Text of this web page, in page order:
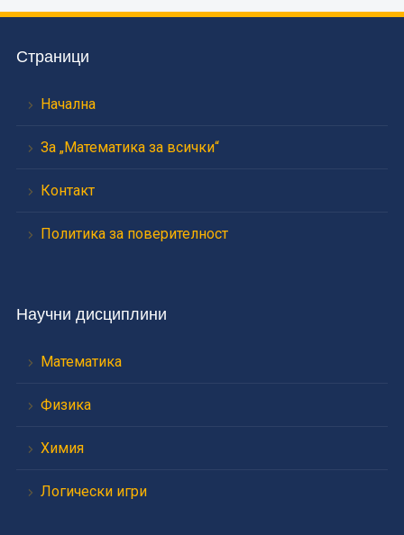
Страници
Начална
За „Математика за всички“
Контакт
Политика за поверителност
Научни дисциплини
Математика
Физика
Химия
Логически игри